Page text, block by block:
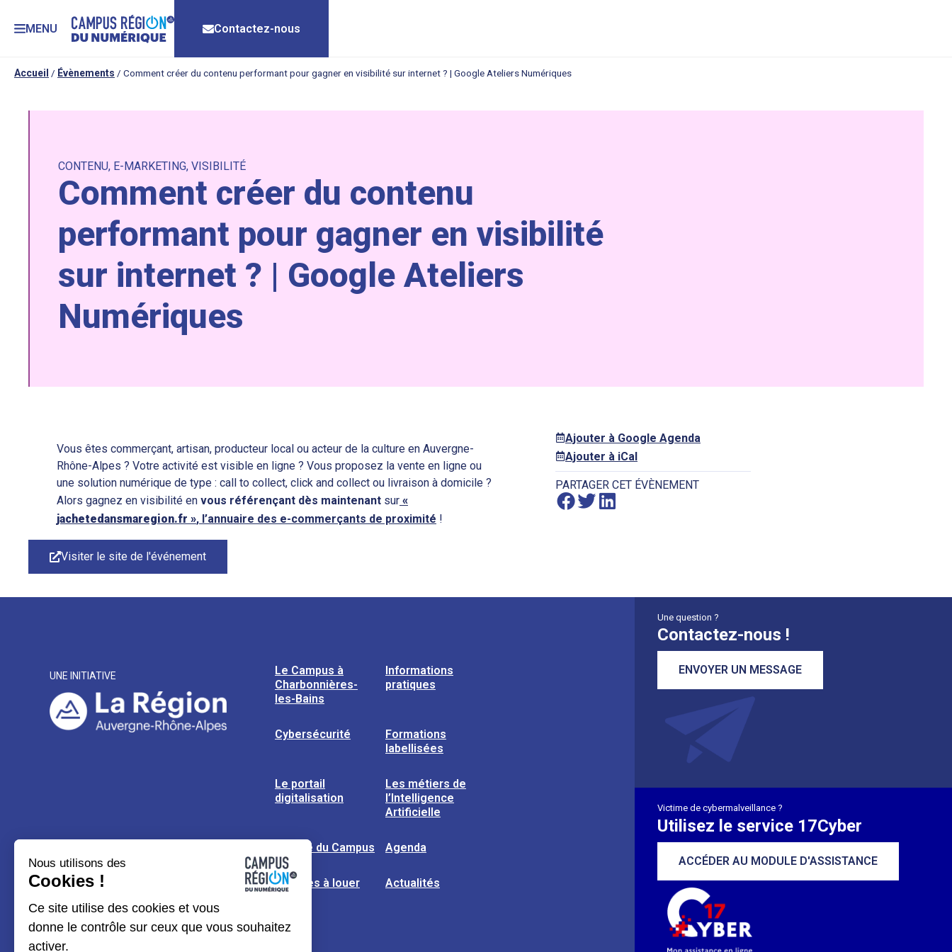
MENU Contactez-nous
Accueil / Évènements / Comment créer du contenu performant pour gagner en visibilité sur internet ? | Google Ateliers Numériques
CONTENU, E-MARKETING, VISIBILITÉ
Comment créer du contenu
performant pour gagner en visibilité
sur internet ? | Google Ateliers
Numériques
Vous êtes commerçant, artisan, producteur local ou acteur de la culture en Auvergne-
Rhône-Alpes ? Votre activité est visible en ligne ? Vous proposez la vente en ligne ou
une solution numérique de type : call to collect, click and collect ou livraison à domicile ?
Alors gagnez en visibilité en vous référençant dès maintenant sur «
jachetedansmaregion.fr », l’annuaire des e-commerçants de proximité !
Visiter le site de l'événement
Ajouter à Google Agenda
Ajouter à iCal
PARTAGER CET ÉVÈNEMENT
UNE INITIATIVE
Le Campus à
Charbonnières-
les-Bains
Informations
pratiques
Cybersécurité
Formations
labellisées
Le portail
digitalisation
Les métiers de
l’Intelligence
Artificielle
L’usine du Campus Agenda
Espaces à louer Actualités
Une question ?
Contactez-nous !
ENVOYER UN MESSAGE
Victime de cybermalveillance ?
Utilisez le service 17Cyber
ACCÉDER AU MODULE D'ASSISTANCE
Nous utilisons des
Cookies !
Ce site utilise des cookies et vous
donne le contrôle sur ceux que vous souhaitez
activer.